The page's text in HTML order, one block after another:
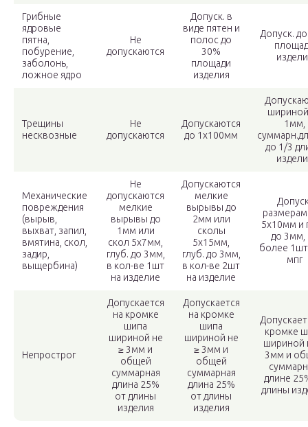
Грибные
ядровые
пятна,
побурение,
заболонь,
ложное ядро
Не
допускаются
Допуск. в
виде пятен и
полос до
30%
площади
изделия
Допуск.
Трещины
несквозные
Не
допускаются
Допускаются
до 1х100мм
1мм,
до 1/3
Механические
повреждения
(вырыв,
выхват, запил,
вмятина, скол,
задир,
выщербина)
Не
допускаются
мелкие
вырывы до
1мм или
скол 5х7мм,
глуб. до 3мм,
в кол-ве 1шт
на изделие
Допускаются
мелкие
вырывы до
2мм или
сколы
5х15мм,
глуб. до 3мм,
в кол-ве 2шт
на изделие
5х10мм и
до 3мм,
более
мпг
Непрострог
Допускается
на кромке
шипа
шириной не
≥ 3мм и
общей
суммарная
длина 25%
от длины
изделия
Допускается
на кромке
шипа
шириной не
≥ 3мм и
общей
суммарная
длина 25%
от длины
изделия
кромке
шириной
3мм и
длине
длины